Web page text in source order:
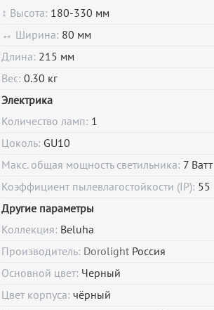
↕ Высота: 180-330 мм
↔ Ширина: 80 мм
Длина: 215 мм
Вес:0.30 кг
Электрика
Количество ламп: 1
Цоколь: GU10
Макс. общая мощность светильника: 7 Ватт
Коэффициент пылевлагостойкости (IP): 55
Другие параметры
Коллекция: Beluha
Производитель: Dorolight Россия
Основной цвет: Черный
Цвет корпуса:чёрный